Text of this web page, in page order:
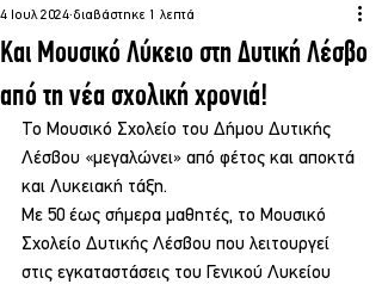
Και Μουσικό Λύκειο στη Δυτική Λέσβο
από τη νέα σχολική χρονιά!
4 Ιουλ 2024 διαβάστηκε 1 λεπτά
Το Μουσικό Σχολείο του Δήμου Δυτικής
Λέσβου «μεγαλώνει» από φέτος και αποκτά
και Λυκειακή τάξη.
Με 50 έως σήμερα μαθητές, το Μουσικό
Σχολείο Δυτικής Λέσβου που λειτουργεί
στις εγκαταστάσεις του Γενικού Λυκείου